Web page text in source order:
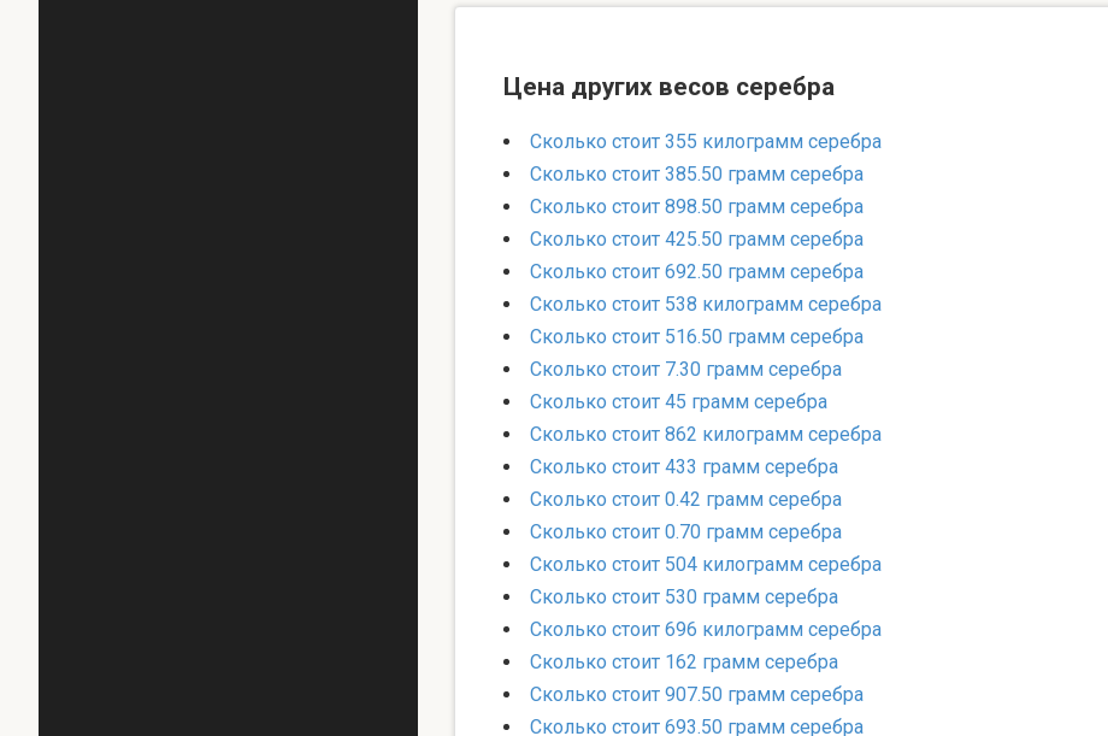
Цена других весов серебра
Сколько стоит 355 килограмм серебра
Сколько стоит 385.50 грамм серебра
Сколько стоит 898.50 грамм серебра
Сколько стоит 425.50 грамм серебра
Сколько стоит 692.50 грамм серебра
Сколько стоит 538 килограмм серебра
Сколько стоит 516.50 грамм серебра
Сколько стоит 7.30 грамм серебра
Сколько стоит 45 грамм серебра
Сколько стоит 862 килограмм серебра
Сколько стоит 433 грамм серебра
Сколько стоит 0.42 грамм серебра
Сколько стоит 0.70 грамм серебра
Сколько стоит 504 килограмм серебра
Сколько стоит 530 грамм серебра
Сколько стоит 696 килограмм серебра
Сколько стоит 162 грамм серебра
Сколько стоит 907.50 грамм серебра
Сколько стоит 693.50 грамм серебра